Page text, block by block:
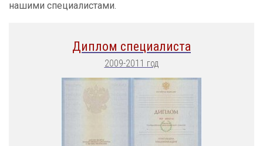
нашими специалистами.
Диплом специалиста
2009-2011 год